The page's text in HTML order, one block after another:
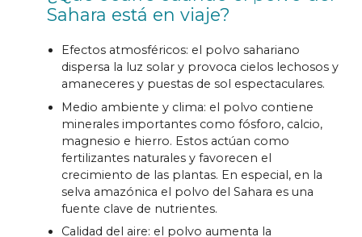
Sahara está en viaje?
Efectos atmosféricos: el polvo sahariano
dispersa la luz solar y provoca cielos lechosos y
amaneceres y puestas de sol espectaculares.
Medio ambiente y clima: el polvo contiene
minerales importantes como fósforo, calcio,
magnesio e hierro. Estos actúan como
fertilizantes naturales y favorecen el
crecimiento de las plantas. En especial, en la
selva amazónica el polvo del Sahara es una
fuente clave de nutrientes.
Calidad del aire: el polvo aumenta la